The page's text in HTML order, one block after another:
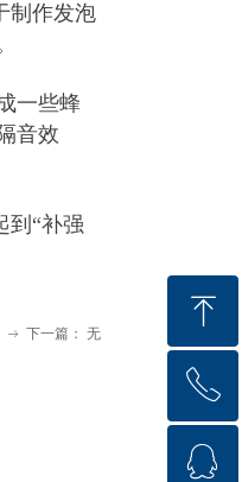
制作发泡
一些蜂
音效
到“补强
ꁹ 下一篇： 无
ꁸ
回到顶部
ꂅ
132-6509-5577
ꁗ